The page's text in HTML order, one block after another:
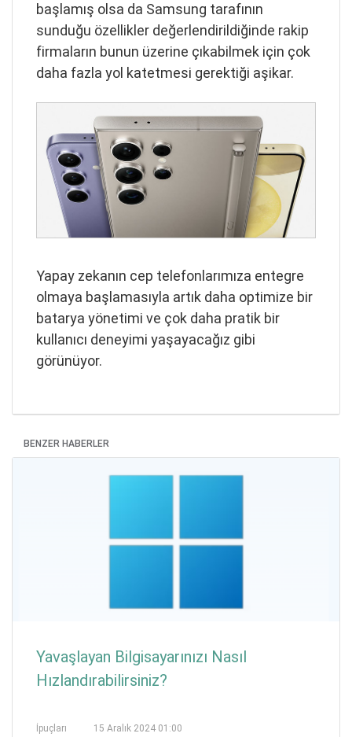
başlamış olsa da Samsung tarafının
sunduğu özellikler değerlendirildiğinde rakip
firmaların bunun üzerine çıkabilmek için çok
daha fazla yol katetmesi gerektiği aşikar.
Yapay zekanın cep telefonlarımıza entegre
olmaya başlamasıyla artık daha optimize bir
batarya yönetimi ve çok daha pratik bir
kullanıcı deneyimi yaşayacağız gibi
görünüyor.
BENZER HABERLER
Yavaşlayan Bilgisayarınızı Nasıl
Hızlandırabilirsiniz?
İpuçları 15 Aralık 2024 01:00